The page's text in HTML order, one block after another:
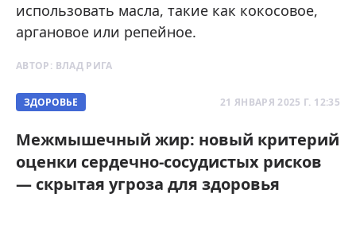
использовать масла, такие как кокосовое,
аргановое или репейное.
АВТОР: ВЛАД РИГА
ЗДОРОВЬЕ 21 ЯНВАРЯ 2025 Г. 12:35
Межмышечный жир: новый критерий
оценки сердечно-сосудистых рисков
— скрытая угроза для здоровья